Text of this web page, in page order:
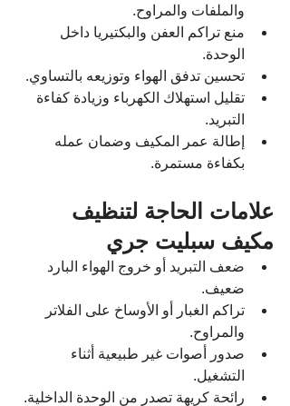
والملفات والمراوح.
منع تراكم العفن والبكتيريا داخل
الوحدة.
تحسين تدفق الهواء وتوزيعه بالتساوي.
تقليل استهلاك الكهرباء وزيادة كفاءة
التبريد.
إطالة عمر المكيف وضمان عمله
بكفاءة مستمرة.
علامات الحاجة لتنظيف
مكيف سبليت جري
ضعف التبريد أو خروج الهواء البارد
ضعيف.
تراكم الغبار أو الأوساخ على الفلاتر
والمراوح.
صدور أصوات غير طبيعية أثناء
التشغيل.
رائحة كريهة تصدر من الوحدة الداخلية.